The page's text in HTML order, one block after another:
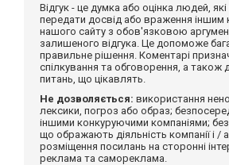
Відгук - це думка або оцінка людей,
передати досвід або враження іншим
нашого сайту з обов'язковою
залишеного відгука. Це допоможе
правильне рішення. Коментарі
спілкування та обговорення, а також
питань, що цікавлять.
Не дозволяється: використання
лексики, погроз або образ;
іншими конкуруючими компаніями;
що ображають діяльність компанії і /
розміщення посилань на сторонні
реклама та самореклама.